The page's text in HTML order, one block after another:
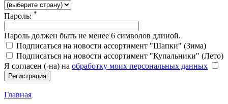
Пароль: *
Пароль должен быть не менее 6 символов длиной.
Подписаться на новости ассортимент "Шапки" (Зима)
Подписаться на новости ассортимент "Купальники" (Лето)
Я согласен (-на) на обработку моих персональных данных
Главная